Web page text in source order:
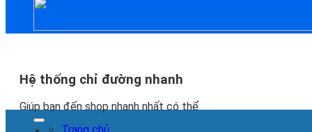
Hệ thống chỉ đường nhanh
Giúp bạn đến shop nhanh nhất có thể